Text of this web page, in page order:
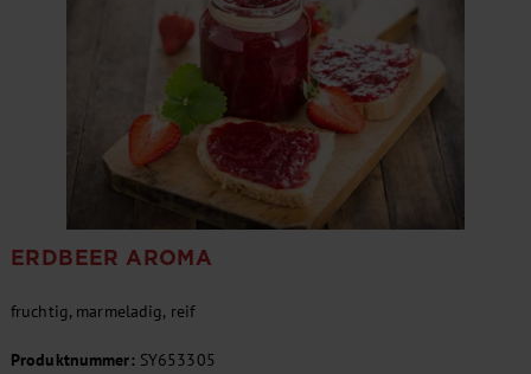
ERDBEER AROMA
fruchtig, marmeladig, reif
Produktnummer: SY653305